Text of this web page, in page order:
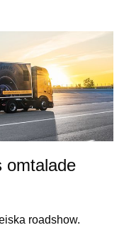
omtalade
roadshow.